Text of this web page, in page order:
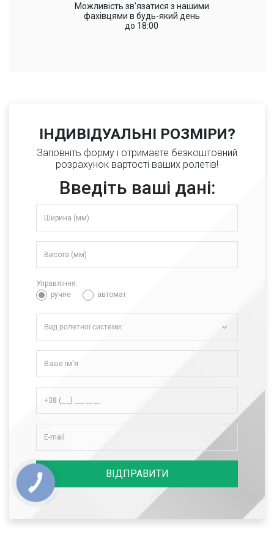
Можливість зв'язатися з нашими
фахівцями в будь-який день
до 18:00
ІНДИВІДУАЛЬНІ РОЗМІРИ?
Заповніть форму і отримаєте безкоштовний
розрахунок вартості ваших ролетів!
Введіть ваші дані:
Управління:
ручне
автомат
Вид ролетної системи:
ВІДПРАВИТИ
КНОПКА
СВЯЗИ